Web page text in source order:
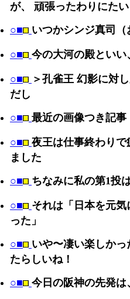
が、 頑張ったわりにた
○■ いつかシンジ真司
○■ 今の大河の殿とい
○■ ＞孔雀王 幻影に対
だし
○■ 最近の画像つき記
○■ 夜王は仕事終わり
ました
○■ ちなみに私の第1投
○■ それは「日本を元
った」
○■ いや〜凄い楽しか
たらしいね！
○■ 今日の阪神の先発